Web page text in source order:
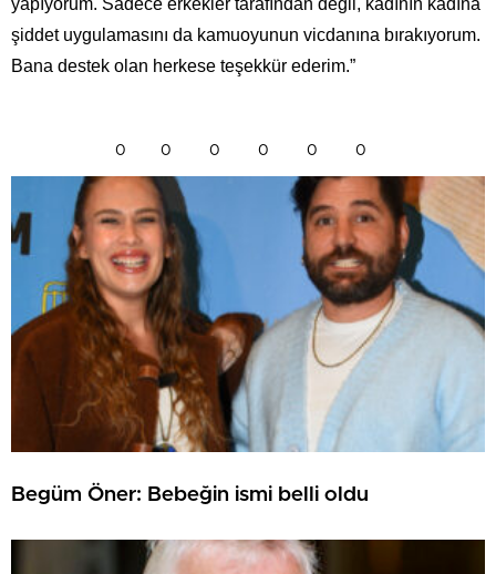
yapıyorum. Sadece erkekler tarafından değil, kadının kadına
şiddet uygulamasını da kamuoyunun vicdanına bırakıyorum.
Bana destek olan herkese teşekkür ederim.”
0 0 0 0 0 0
Begüm Öner: Bebeğin ismi belli oldu